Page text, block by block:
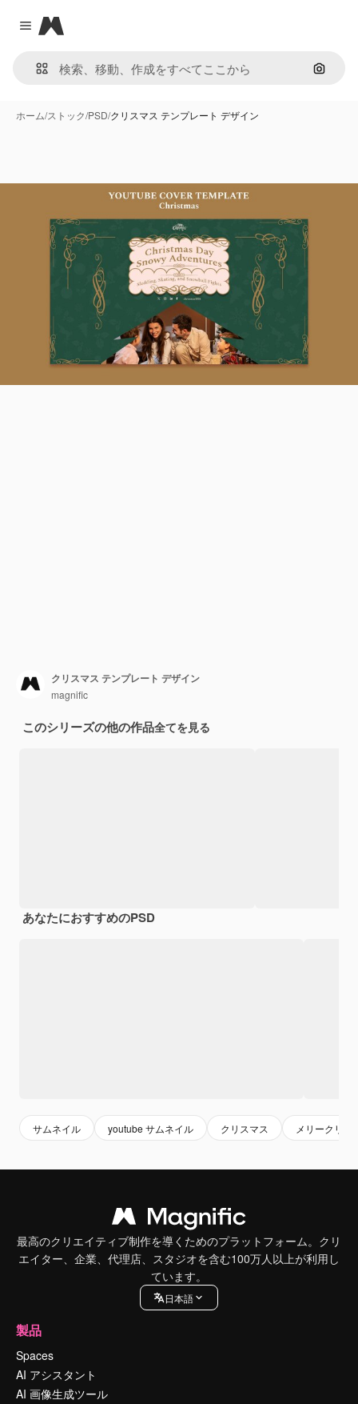
Close menu
Magnific
画像で
ホーム/ストック/PSD/クリスマス テンプレート デザイン
クリスマス テンプレート デザイン
magnific
このシリーズの他の作品全てを見る
あなたにおすすめのPSD
サムネイル youtube サムネイル クリスマス メリークリス
最高のクリエイティブ制作を導くためのプラットフォーム。クリ
エイター、企業、代理店、スタジオを含む100万人以上が利用し
ています。
日本語
製品
Spaces
AI アシスタント
AI 画像生成ツール